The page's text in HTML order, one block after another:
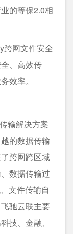
的等保2.0相
跨网文件安全
、高效传
效率。
输解决方案
的数据传输
跨网跨区域
数据传输过
文件传输自
驰云联主要
技、金融、